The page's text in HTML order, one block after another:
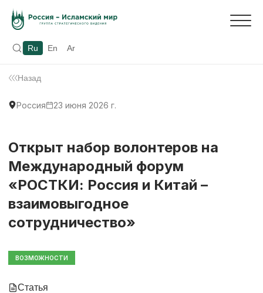
Ru En Ar
Назад
Россия 23 июня 2026 г.
Открыт набор волонтеров на
Международный форум
«РОСТКИ: Россия и Китай –
взаимовыгодное
сотрудничество»
ВОЗМОЖНОСТИ
Статья